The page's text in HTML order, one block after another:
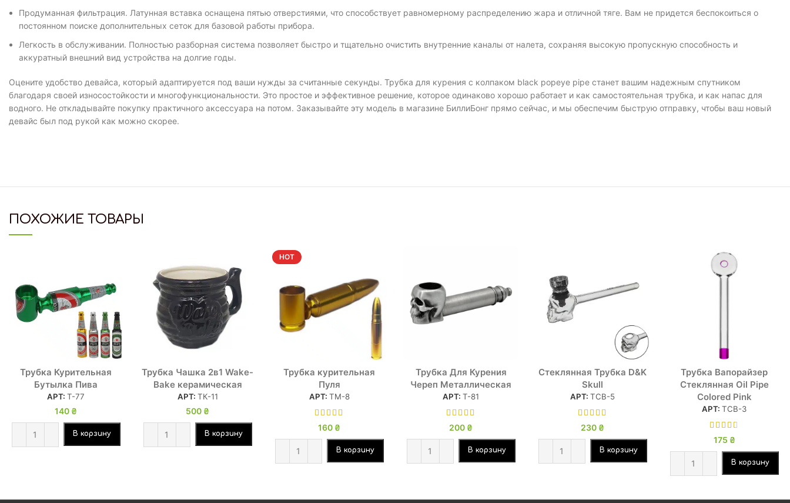
Продуманная фильтрация. Латунная вставка оснащена пятью отверстиями, что способствует равномерному распределению жара и отличной тяге. Вам не придется беспокоиться о
постоянном поиске дополнительных сеток для базовой работы прибора.
Легкость в обслуживании. Полностью разборная система позволяет быстро и тщательно очистить внутренние каналы от налета, сохраняя высокую пропускную способность и
аккуратный внешний вид устройства на долгие годы.
Оцените удобство девайса, который адаптируется под ваши нужды за считанные секунды. Трубка для курения с колпаком black popeye pipe станет вашим надежным спутником
благодаря своей износостойкости и многофункциональности. Это простое и эффективное решение, которое одинаково хорошо работает и как самостоятельная трубка, и как напас для
водного. Не откладывайте покупку практичного аксессуара на потом. Заказывайте эту модель в магазине БиллиБонг прямо сейчас, и мы обеспечим быструю отправку, чтобы ваш новый
девайс был под рукой как можно скорее.
ПОХОЖИЕ ТОВАРЫ
Трубка Курительная
Бутылка Пива
АРТ: Т-77
140 ₴
В корзину
Трубка Чашка 2в1 Wake-
Bake керамическая
АРТ: ТК-11
500 ₴
В корзину
HOT
Трубка курительная
Пуля
АРТ: ТМ-8
160 ₴
В корзину
Трубка Для Курения
Череп Металлическая
АРТ: Т-81
200 ₴
В корзину
Стеклянная Трубка D&K
Skull
АРТ: ТСВ-5
230 ₴
В корзину
Трубка Вапорайзер
Стеклянная Oil Pipe
Colored Pink
АРТ: ТСВ-3
175 ₴
В корзину